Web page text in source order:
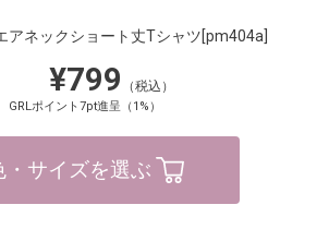
アネックショート丈Tシャツ[pm404a]
¥799 （税込）
GRLポイント7pt進呈（1%）
・サイズを選ぶ